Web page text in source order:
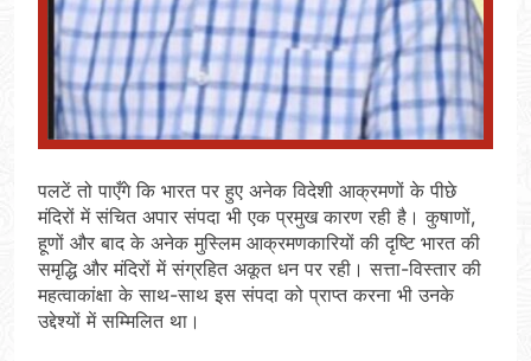
पलटें तो पाएँगे कि भारत पर हुए अनेक विदेशी आक्रमणों के पीछे
मंदिरों में संचित अपार संपदा भी एक प्रमुख कारण रही है। कुषाणों,
हूणों और बाद के अनेक मुस्लिम आक्रमणकारियों की दृष्टि भारत की
समृद्धि और मंदिरों में संग्रहित अकूत धन पर रही। सत्ता-विस्तार की
महत्वाकांक्षा के साथ-साथ इस संपदा को प्राप्त करना भी उनके
उद्देश्यों में सम्मिलित था।